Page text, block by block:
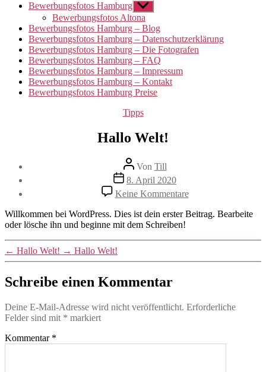
Bewerbungsfotos Hamburg Untermenü
anzeigen
Bewerbungsfotos Altona
Bewerbungsfotos Hamburg – Blog
Bewerbungsfotos Hamburg – Datenschutzerklärung
Bewerbungsfotos Hamburg – Die Fotografen
Bewerbungsfotos Hamburg – FAQ
Bewerbungsfotos Hamburg – Impressum
Bewerbungsfotos Hamburg – Kontakt
Bewerbungsfotos Hamburg Preise
Kategorien
Tipps
Hallo Welt!
Beitragsautor
Von Till
Veröffentlichungsdatum
8. April 2020
Keine Kommentarezu
Hallo
Welt!
Willkommen bei WordPress. Dies ist dein erster Beitrag. Bearbeite
oder lösche ihn und beginne mit dem Schreiben!
← Hallo Welt! → Hallo Welt!
Schreibe einen Kommentar
Deine E-Mail-Adresse wird nicht veröffentlicht. Erforderliche
Felder sind mit * markiert
Kommentar *